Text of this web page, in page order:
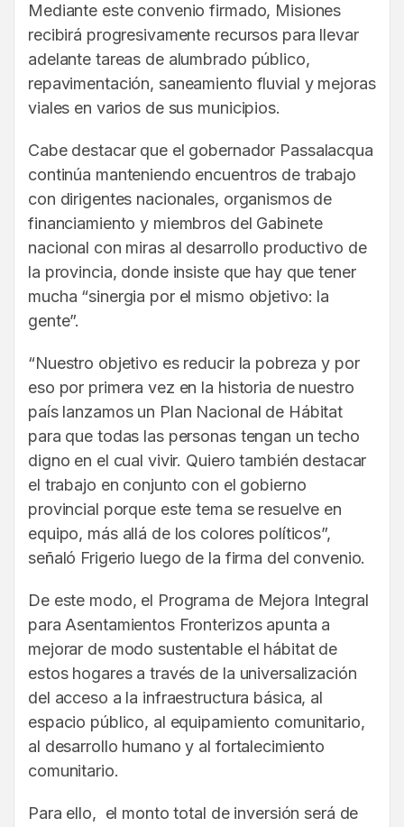
Mediante este convenio firmado, Misiones
recibirá progresivamente recursos para llevar
adelante tareas de alumbrado público,
repavimentación, saneamiento fluvial y mejoras
viales en varios de sus municipios.
Cabe destacar que el gobernador Passalacqua
continúa manteniendo encuentros de trabajo
con dirigentes nacionales, organismos de
financiamiento y miembros del Gabinete
nacional con miras al desarrollo productivo de
la provincia, donde insiste que hay que tener
mucha “sinergia por el mismo objetivo: la
gente”.
“Nuestro objetivo es reducir la pobreza y por
eso por primera vez en la historia de nuestro
país lanzamos un Plan Nacional de Hábitat
para que todas las personas tengan un techo
digno en el cual vivir. Quiero también destacar
el trabajo en conjunto con el gobierno
provincial porque este tema se resuelve en
equipo, más allá de los colores políticos”,
señaló Frigerio luego de la firma del convenio.
De este modo, el Programa de Mejora Integral
para Asentamientos Fronterizos apunta a
mejorar de modo sustentable el hábitat de
estos hogares a través de la universalización
del acceso a la infraestructura básica, al
espacio público, al equipamiento comunitario,
al desarrollo humano y al fortalecimiento
comunitario.
Para ello, el monto total de inversión será de